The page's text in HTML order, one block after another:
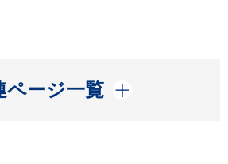
ページ一覧
開く